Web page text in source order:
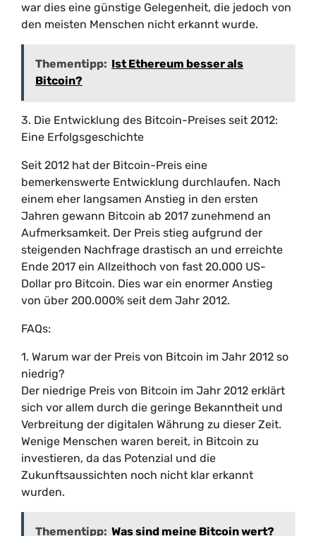
war dies eine günstige Gelegenheit, die jedoch von
den meisten Menschen nicht erkannt wurde.
Thementipp: Ist Ethereum besser als
Bitcoin?
3. Die Entwicklung des Bitcoin-Preises seit 2012:
Eine Erfolgsgeschichte
Seit 2012 hat der Bitcoin-Preis eine
bemerkenswerte Entwicklung durchlaufen. Nach
einem eher langsamen Anstieg in den ersten
Jahren gewann Bitcoin ab 2017 zunehmend an
Aufmerksamkeit. Der Preis stieg aufgrund der
steigenden Nachfrage drastisch an und erreichte
Ende 2017 ein Allzeithoch von fast 20.000 US-
Dollar pro Bitcoin. Dies war ein enormer Anstieg
von über 200.000% seit dem Jahr 2012.
FAQs:
1. Warum war der Preis von Bitcoin im Jahr 2012 so
niedrig?
Der niedrige Preis von Bitcoin im Jahr 2012 erklärt
sich vor allem durch die geringe Bekanntheit und
Verbreitung der digitalen Währung zu dieser Zeit.
Wenige Menschen waren bereit, in Bitcoin zu
investieren, da das Potenzial und die
Zukunftsaussichten noch nicht klar erkannt
wurden.
Thementipp: Was sind meine Bitcoin wert?